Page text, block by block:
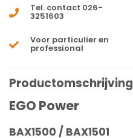
Tel. contact 026-
3251603
Voor particulier en
professional
Productomschrijving
EGO Power
BAX1500 / BAX1501